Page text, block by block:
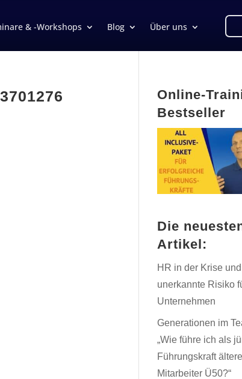
& -Workshops Blog Über uns
Online-
Bestseller
Die
Artikel:
HR in der Krise
unerkannte Risiko
Unternehmen
Generationen im
„Wie führe ich als
Führungskraft ältere
Mitarbeiter Ü50?“